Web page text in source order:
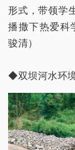
形式，带领学
播撒下热爱科
骏清）
◆双坝河水环